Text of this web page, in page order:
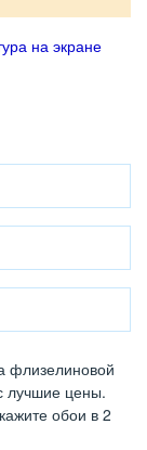
на экране
флизелиновой
лучшие цены.
обои в 2